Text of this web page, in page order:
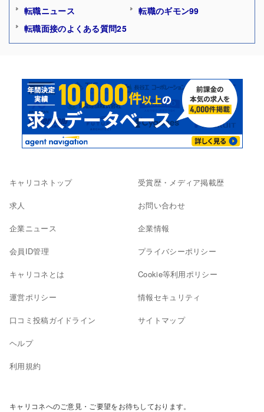
転職ニュース
転職のギモン99
転職面接のよくある質問25
キャリコネトップ
求人
企業ニュース
会員ID管理
キャリコネとは
運営ポリシー
口コミ投稿ガイドライン
ヘルプ
利用規約
受賞歴・メディア掲載歴
お問い合わせ
企業情報
プライバシーポリシー
Cookie等利用ポリシー
情報セキュリティ
サイトマップ
キャリコネへのご意見・ご要望をお待ちしております。